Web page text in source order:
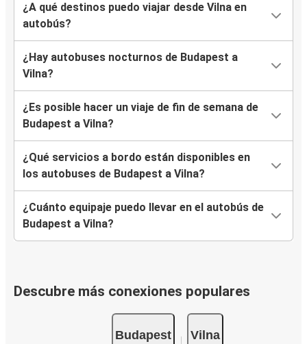
¿A qué destinos puedo viajar desde Vilna en
autobús?
¿Hay autobuses nocturnos de Budapest a
Vilna?
¿Es posible hacer un viaje de fin de semana de
Budapest a Vilna?
¿Qué servicios a bordo están disponibles en
los autobuses de Budapest a Vilna?
¿Cuánto equipaje puedo llevar en el autobús de
Budapest a Vilna?
Descubre más conexiones populares
Budapest Vilna